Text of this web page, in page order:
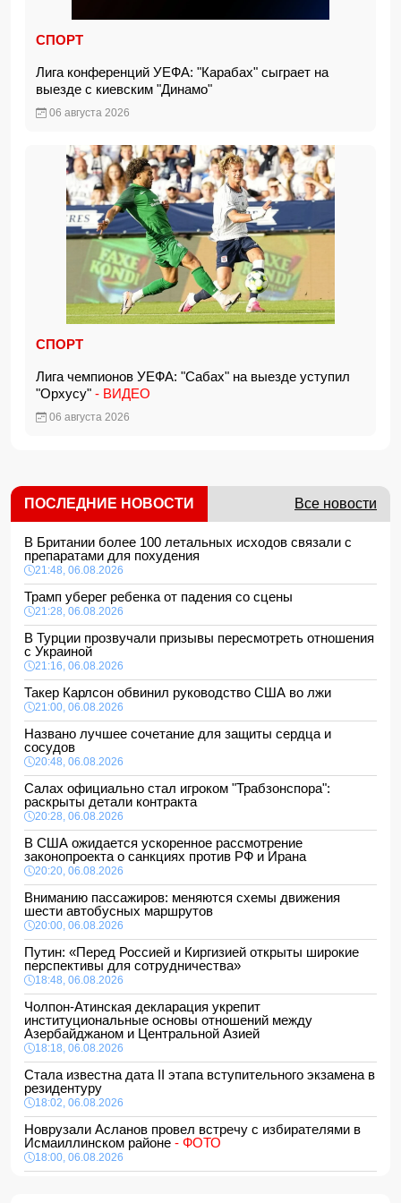
СПОРТ
Лига конференций УЕФА: "Карабах" сыграет на
выезде с киевским "Динамо"
06 августа 2026
СПОРТ
Лига чемпионов УЕФА: "Сабах" на выезде уступил
"Орхусу" - ВИДЕО
06 августа 2026
ПОСЛЕДНИЕ НОВОСТИ Все новости
В Британии более 100 летальных исходов связали с
препаратами для похудения
21:48, 06.08.2026
Трамп уберег ребенка от падения со сцены
21:28, 06.08.2026
В Турции прозвучали призывы пересмотреть отношения
с Украиной
21:16, 06.08.2026
Такер Карлсон обвинил руководство США во лжи
21:00, 06.08.2026
Названо лучшее сочетание для защиты сердца и
сосудов
20:48, 06.08.2026
Салах официально стал игроком "Трабзонспора":
раскрыты детали контракта
20:28, 06.08.2026
В США ожидается ускоренное рассмотрение
законопроекта о санкциях против РФ и Ирана
20:20, 06.08.2026
Вниманию пассажиров: меняются схемы движения
шести автобусных маршрутов
20:00, 06.08.2026
Путин: «Перед Россией и Киргизией открыты широкие
перспективы для сотрудничества»
18:48, 06.08.2026
Чолпон-Атинская декларация укрепит
институциональные основы отношений между
Азербайджаном и Центральной Азией
18:18, 06.08.2026
Стала известна дата II этапа вступительного экзамена в
резидентуру
18:02, 06.08.2026
Новрузали Асланов провел встречу с избирателями в
Исмаиллинском районе - ФОТО
18:00, 06.08.2026